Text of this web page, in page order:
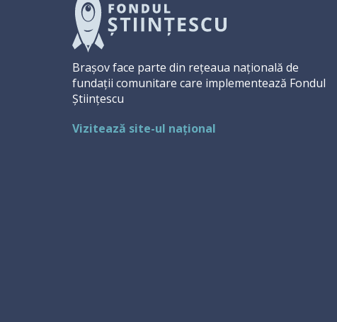
Brașov face parte din rețeaua națională de
fundații comunitare care implementează Fondul
Științescu
Vizitează site-ul național